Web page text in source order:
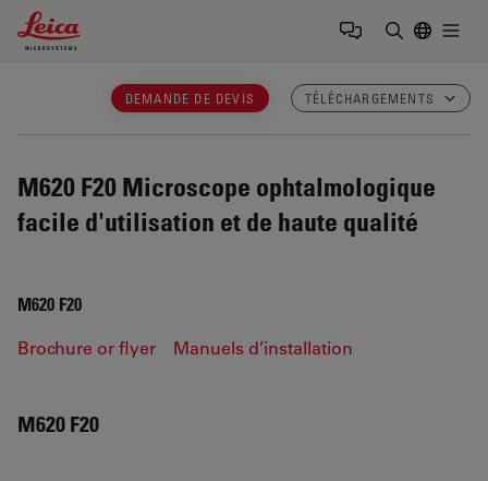
Leica Microsystems Logo
DEMANDE DE DEVIS TÉLÉCHARGEMENTS
M620 F20 Microscope ophtalmologique
facile d'utilisation et de haute qualité
M620 F20
Brochure or flyer Manuels d’installation
M620 F20